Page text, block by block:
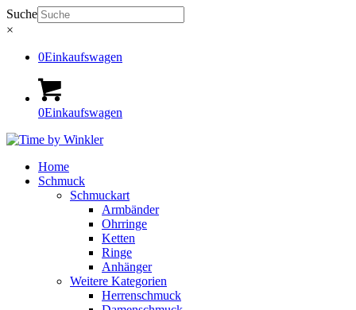
Suche
×
0Einkaufswagen
0Einkaufswagen
Home
Schmuck
Schmuckart
Armbänder
Ohrringe
Ketten
Ringe
Anhänger
Weitere Kategorien
Herrenschmuck